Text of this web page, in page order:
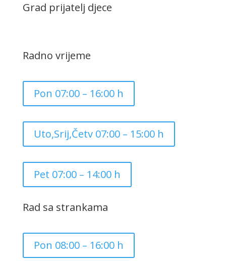
Grad prijatelj djece
Radno vrijeme
Pon 07:00 – 16:00 h
Uto,Srij,Četv 07:00 – 15:00 h
Pet 07:00 – 14:00 h
Rad sa strankama
Pon 08:00 – 16:00 h